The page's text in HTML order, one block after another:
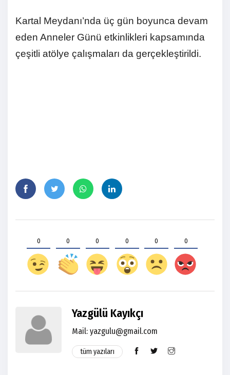
Kartal Meydanı’nda üç gün boyunca devam
eden Anneler Günü etkinlikleri kapsamında
çeşitli atölye çalışmaları da gerçekleştirildi.
0 0 0 0 0 0
Yazgülü Kayıkçı
Mail: yazgulu@gmail.com
tüm yazıları